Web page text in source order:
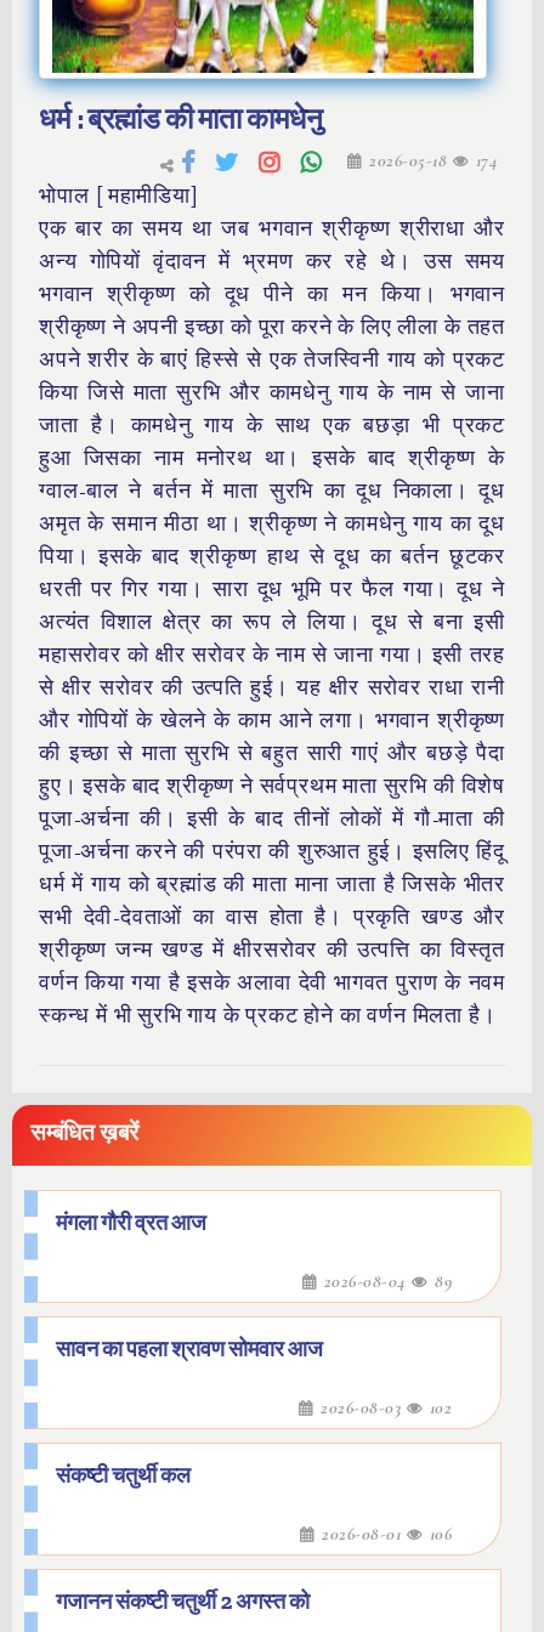
धर्म : ब्रह्मांड की माता कामधेनु
2026-05-18 174
भोपाल [ महामीडिया]
एक बार का समय था जब भगवान श्रीकृष्ण श्रीराधा और
अन्य गोपियों वृंदावन में भ्रमण कर रहे थे। उस समय
भगवान श्रीकृष्ण को दूध पीने का मन किया। भगवान
श्रीकृष्ण ने अपनी इच्छा को पूरा करने के लिए लीला के तहत
अपने शरीर के बाएं हिस्से से एक तेजस्विनी गाय को प्रकट
किया जिसे माता सुरभि और कामधेनु गाय के नाम से जाना
जाता है। कामधेनु गाय के साथ एक बछड़ा भी प्रकट
हुआ जिसका नाम मनोरथ था। इसके बाद श्रीकृष्ण के
ग्वाल-बाल ने बर्तन में माता सुरभि का दूध निकाला। दूध
अमृत के समान मीठा था। श्रीकृष्ण ने कामधेनु गाय का दूध
पिया। इसके बाद श्रीकृष्ण हाथ से दूध का बर्तन छूटकर
धरती पर गिर गया। सारा दूध भूमि पर फैल गया। दूध ने
अत्यंत विशाल क्षेत्र का रूप ले लिया। दूध से बना इसी
महासरोवर को क्षीर सरोवर के नाम से जाना गया। इसी तरह
से क्षीर सरोवर की उत्पति हुई। यह क्षीर सरोवर राधा रानी
और गोपियों के खेलने के काम आने लगा। भगवान श्रीकृष्ण
की इच्छा से माता सुरभि से बहुत सारी गाएं और बछड़े पैदा
हुए। इसके बाद श्रीकृष्ण ने सर्वप्रथम माता सुरभि की विशेष
पूजा-अर्चना की। इसी के बाद तीनों लोकों में गौ-माता की
पूजा-अर्चना करने की परंपरा की शुरुआत हुई। इसलिए हिंदू
धर्म में गाय को ब्रह्मांड की माता माना जाता है जिसके भीतर
सभी देवी-देवताओं का वास होता है। प्रकृति खण्ड और
श्रीकृष्ण जन्म खण्ड में क्षीरसरोवर की उत्पत्ति का विस्तृत
वर्णन किया गया है इसके अलावा देवी भागवत पुराण के नवम
स्कन्ध में भी सुरभि गाय के प्रकट होने का वर्णन मिलता है।
सम्बंधित ख़बरें
मंगला गौरी व्रत आज
2026-08-04 89
सावन का पहला श्रावण सोमवार आज
2026-08-03 102
संकष्टी चतुर्थी कल
2026-08-01 106
गजानन संकष्टी चतुर्थी 2 अगस्त को